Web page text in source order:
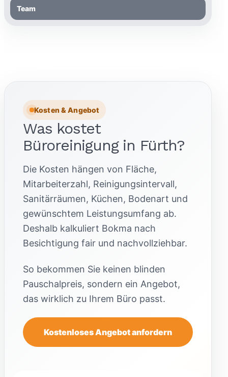
Team
Kosten & Angebot
Was kostet
Büroreinigung in Fürth?
Die Kosten hängen von Fläche,
Mitarbeiterzahl, Reinigungsintervall,
Sanitärräumen, Küchen, Bodenart und
gewünschtem Leistungsumfang ab.
Deshalb kalkuliert Bokma nach
Besichtigung fair und nachvollziehbar.
So bekommen Sie keinen blinden
Pauschalpreis, sondern ein Angebot,
das wirklich zu Ihrem Büro passt.
Kostenloses Angebot anfordern